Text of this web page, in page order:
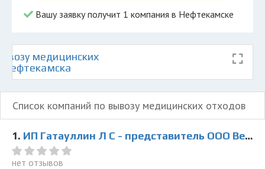
Вашу заявку получит 1 компания в Нефтекамске
медицинских
Нефтекамска
Список компаний по вывозу медицинских отходов
1. ИП Гатауллин Л С - представитель ООО Ведущая Утилизирующая Компания
нет отзывов